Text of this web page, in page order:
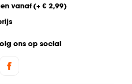
vanaf (+ € 2,99)
ons op social